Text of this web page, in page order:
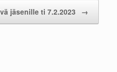
jäsenille ti 7.2.2023 →